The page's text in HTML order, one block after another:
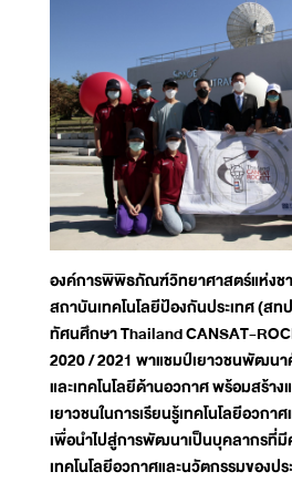
องค์การพิพิธภัณฑ์วิทยาศาสตร์แห่งช
สถาบันเทคโนโลยีป้องกันประเทศ (ส
ทัศนศึกษา Thailand CANSAT-
2020 / 2021 พาแชมป์เยาวชนพัฒน
และเทคโนโลยีด้านอวกาศ พร้อมสร้าง
เยาวชนในการเรียนรู้เทคโนโลยีอวกา
เพื่อนำไปสู่การพัฒนาเป็นบุคลากร
เทคโนโลยีอวกาศและนวัตกรรมของป